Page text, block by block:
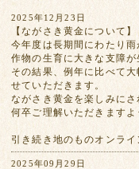
2025年12月23日
【ながさき黄金について】
今年度は長期間にわたり
作物の生育に大きな支障が
その結果、例年に比べて
せていただきます。
ながさき黄金を楽しみに
何卒ご理解いただきますよ
引き続き地のものオンラ
2025年09月29日